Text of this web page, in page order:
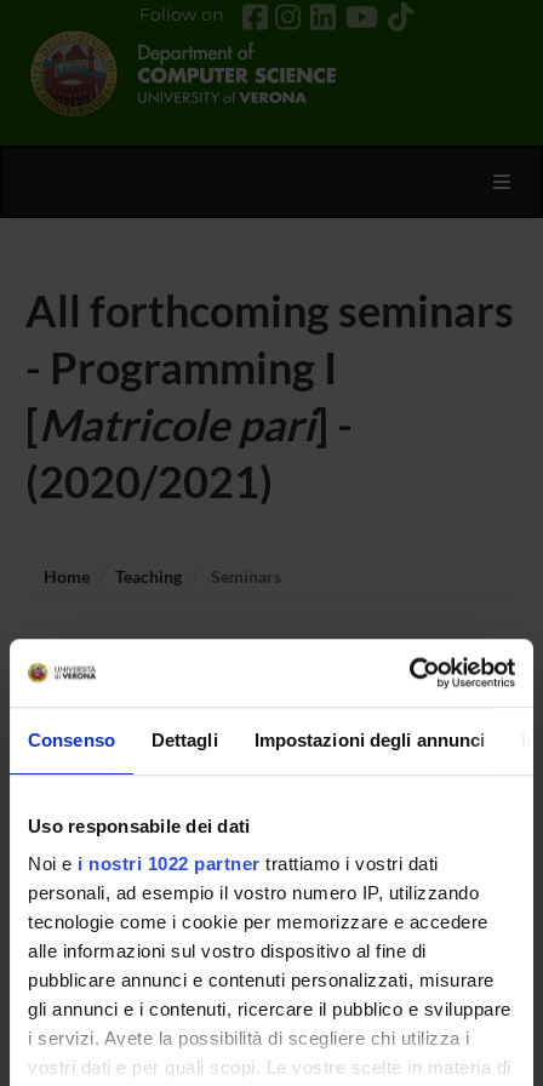
Consenso Dettagli Impostazioni degli annunci
Uso responsabile dei dati
Noi e i nostri 1022 partner trattiamo i vostri dati
personali, ad esempio il vostro numero IP, utilizzando
tecnologie come i cookie per memorizzare e accedere
alle informazioni sul vostro dispositivo al fine di
pubblicare annunci e contenuti personalizzati, misurare
gli annunci e i contenuti, ricercare il pubblico e sviluppare
i servizi. Avete la possibilità di scegliere chi utilizza i
vostri dati e per quali scopi. Le vostre scelte in materia di
Follow on
All forthcoming seminars
- Programming I
[Matricole pari] -
(2020/2021)
Home Teaching Seminars
I.
COURSES
PHD PROGRAMMES AND POSTGRADUATE
TRAINING
Contacts
People
Places